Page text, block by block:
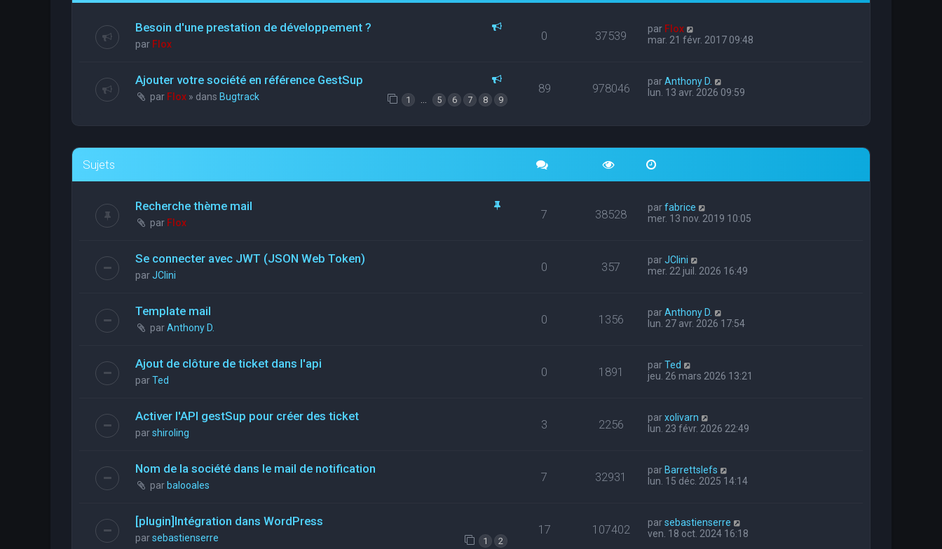
Besoin d'une prestation de développement ?
par Flox
0 37539 par Flox
mar. 21 févr. 2017 09:48
Ajouter votre société en référence GestSup
par Flox » dans Bugtrack 1 … 5 6 7 8 9
89 978046 parAnthony D.
lun. 13 avr. 2026 09:59
Sujets
Recherche thème mail
par Flox
7 38528 parfabrice
mer. 13 nov. 2019 10:05
Se connecter avec JWT (JSON Web Token)
parJClini
0 357 parJClini
mer. 22 juil. 2026 16:49
Template mail
parAnthony D.
0 1356 parAnthony D.
lun. 27 avr. 2026 17:54
Ajout de clôture de ticket dans l'api
parTed
0 1891 parTed
jeu. 26 mars 2026 13:21
Activer l'API gestSup pour créer des ticket
parshiroling
3 2256 parxolivarn
lun. 23 févr. 2026 22:49
Nom de la société dans le mail de notification
par balooales
7 32931 par Barrettslefs
lun. 15 déc. 2025 14:14
[plugin]Intégration dans WordPress
parsebastienserre 1 2
17 107402 parsebastienserre
ven. 18 oct. 2024 16:18